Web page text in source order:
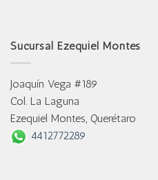
Sucursal Ezequiel Montes
Joaquín Vega #189
Col. La Laguna
Ezequiel Montes, Querétaro
4412772289